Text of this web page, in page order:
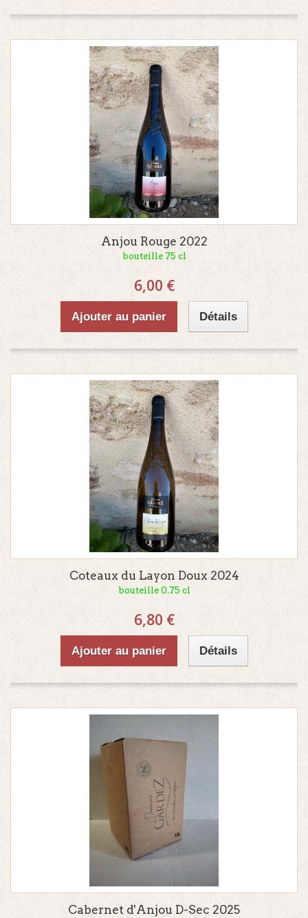
Anjou Rouge 2022
bouteille 75 cl
6,00 €
Ajouter au panier Détails
Coteaux du Layon Doux 2024
bouteille 0.75 cl
6,80 €
Ajouter au panier Détails
Cabernet d'Anjou D-Sec 2025